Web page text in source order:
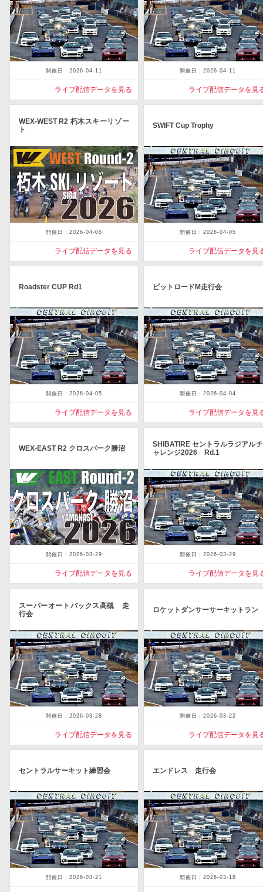
開催日：2026-04-11
ライブ配信データを見る
開催日：2026-04-11
ライブ配信データを見
WEX-WEST R2 朽木スキーリゾー
ト
開催日：2026-04-05
ライブ配信データを見る
SWIFT Cup Trophy
開催日：2026-04-05
ライブ配信データを見
Roadster CUP Rd1
開催日：2026-04-05
ライブ配信データを見る
ピットロードM走行会
開催日：2026-04-04
ライブ配信データを見
WEX-EAST R2 クロスパーク勝沼
開催日：2026-03-29
ライブ配信データを見る
SHIBATIRE セントラルラジアルチ
ャレンジ2026 Rd.1
開催日：2026-03-29
ライブ配信データを見
スーパーオートバックス高槻 走
行会
開催日：2026-03-28
ライブ配信データを見る
ロケットダンサーサーキットラン
開催日：2026-03-22
ライブ配信データを見
セントラルサーキット練習会
開催日：2026-03-21
エンドレス 走行会
開催日：2026-03-18